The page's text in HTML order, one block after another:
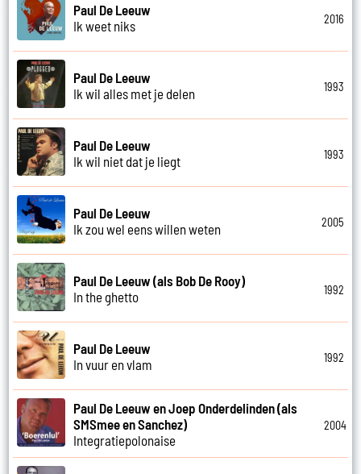
Paul De Leeuw
Ik weet niks
2016
Paul De Leeuw
Ik wil alles met je delen
1993
Paul De Leeuw
Ik wil niet dat je liegt
1993
Paul De Leeuw
Ik zou wel eens willen weten
2005
Paul De Leeuw (als Bob De Rooy)
In the ghetto
1992
Paul De Leeuw
In vuur en vlam
1992
Paul De Leeuw en Joep Onderdelinden (als
SMSmee en Sanchez)
Integratiepolonaise
2004